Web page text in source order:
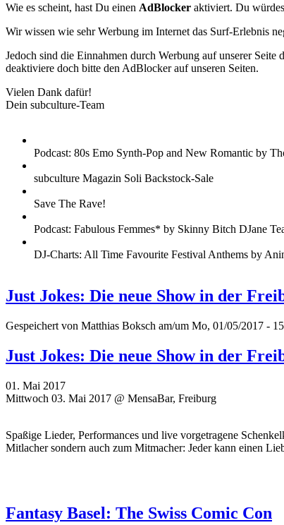
Wie es scheint, hast Du einen AdBlocker aktiviert. Du
Wir wissen wie sehr Werbung im Internet das Surf-Erlebnis
Jedoch sind die Einnahmen durch Werbung auf unserer
deaktiviere doch bitte den AdBlocker auf unseren Seiten.
Vielen Dank dafür!
Dein subculture-Team
Podcast: 80s Emo Synth-Pop and New Romantic by
subculture Magazin Soli Backstock-Sale
Save The Rave!
Podcast: Fabulous Femmes* by Skinny Bitch DJane
DJ-Charts: All Time Favourite Festival Anthems by
Just Jokes: Die neue Show in der
Gespeichert von Matthias Boksch am/um Mo, 01/05/2017 -
Just Jokes: Die neue Show in der
01. Mai 2017
Mittwoch 03. Mai 2017 @ MensaBar, Freiburg
Spaßige Lieder, Performances und live vorgetragene
Mitlacher sondern auch zum Mitmacher: Jeder kann einen
Fantasy Basel: The Swiss Comic Con